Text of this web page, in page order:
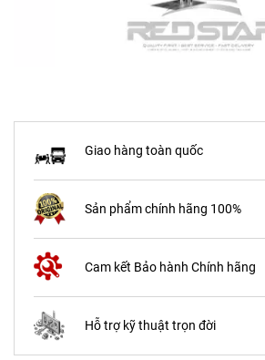
Giao hàng toàn quốc
Sản phẩm chính hãng 100%
Cam kết Bảo hành Chính hãng
Hỗ trợ kỹ thuật trọn đời